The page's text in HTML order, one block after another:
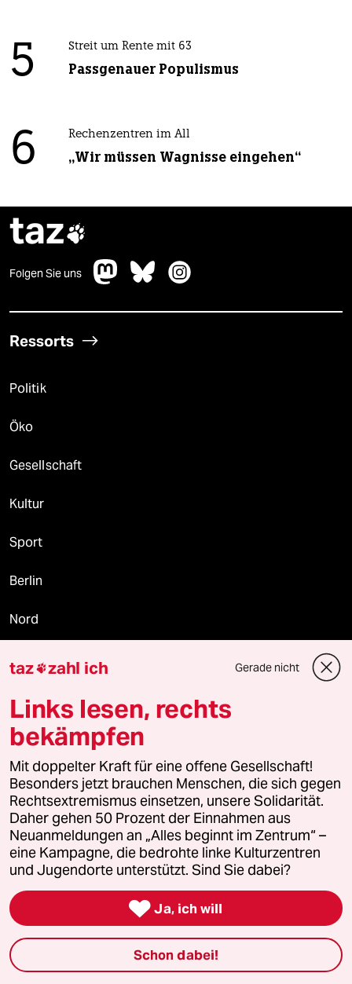
5 Streit um Rente mit 63
Passgenauer Populismus
6 Rechenzentren im All
„Wir müssen Wagnisse eingehen“
taz
Folgen Sie uns
Ressorts
Politik
Öko
Gesellschaft
Kultur
Sport
Berlin
Nord
Themen
Bergsteigen
USA unter Trump
Katzen
Landtagswahl in Sachsen-Anhalt
Ceuta
Hitze
taz zahl ich Gerade nicht
Links lesen, rechts
bekämpfen
Mit doppelter Kraft für eine offene Gesellschaft!
Besonders jetzt brauchen Menschen, die sich gegen
Rechtsextremismus einsetzen, unsere Solidarität.
Daher gehen 50 Prozent der Einnahmen aus
Neuanmeldungen an „Alles beginnt im Zentrum“ –
eine Kampagne, die bedrohte linke Kulturzentren
und Jugendorte unterstützt. Sind Sie dabei?
 Ja, ich will
Schon dabei!